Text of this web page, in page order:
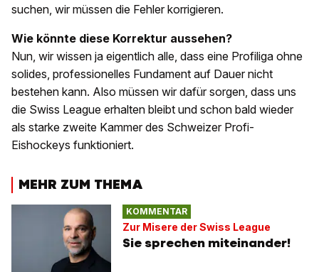
suchen, wir müssen die Fehler korrigieren.
Wie könnte diese Korrektur aussehen?
Nun, wir wissen ja eigentlich alle, dass eine Profiliga ohne
solides, professionelles Fundament auf Dauer nicht
bestehen kann. Also müssen wir dafür sorgen, dass uns
die Swiss League erhalten bleibt und schon bald wieder
als starke zweite Kammer des Schweizer Profi-
Eishockeys funktioniert.
MEHR ZUM THEMA
KOMMENTAR
Zur Misere der Swiss League
Sie sprechen miteinander!